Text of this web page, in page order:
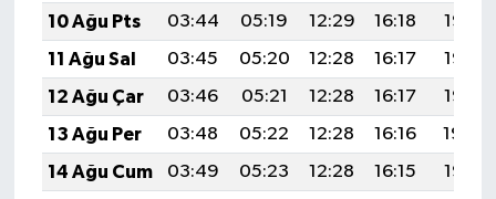
10 Ağu Pts
03:44 05:19 12:29 16:18
19:28
11 Ağu Sal
03:45 05:20 12:28 16:17
19:27
12 Ağu Çar
03:46 05:21 12:28 16:17
19:25
13 Ağu Per
03:48 05:22 12:28 16:16
19:24
14 Ağu Cum
03:49 05:23 12:28 16:15
19:23